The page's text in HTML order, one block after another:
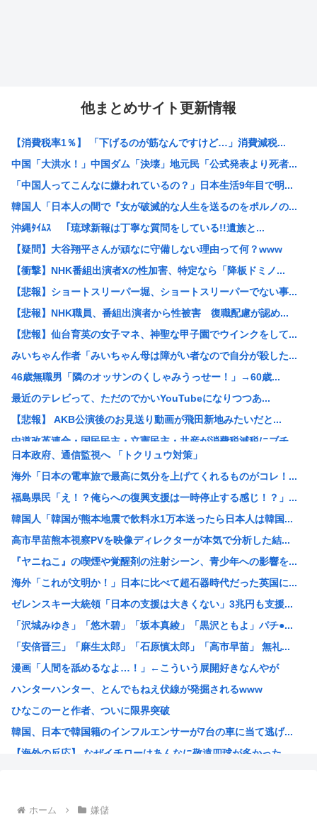
他まとめサイト更新情報
【消費税率1％】 「下げるのが筋なんですけど…」消費減税...
中国「大洪水！」中国ダム「決壊」地元民「公式発表より死者...
「中国人ってこんなに嫌われているの？」日本生活9年目で明...
韓国人「日本人の間で『女が破滅的な人生を送るのをポルノの...
沖縄ﾀｲﾑｽ 「琉球新報は丁寧な質問をしている!!遺族と...
【疑問】大谷翔平さんが頑なに守備しない理由って何？www
【衝撃】NHK番組出演者Xの性加害、特定なら「降板ドミノ...
【悲報】ショートスリーパー堀、ショートスリーパーでない事...
【悲報】NHK職員、番組出演者から性被害 復職配慮が認め...
【悲報】仙台育英の女子マネ、神聖な甲子園でウインクをして...
みいちゃん作者「みいちゃん母は障がい者なので自分が殺した...
46歳無職男「隣のオッサンのくしゃみうっせー！」→60歳...
最近のテレビって、ただのでかいYouTubeになりつつあ...
【悲報】 AKB公演後のお見送り動画が飛田新地みたいだと...
中道改革連合・国民民主・立憲民主・共産が消費税減税にブチ...
中国「アメリカさぁ、調子乗ってるからお前らが頼ってる軍用...
韓国人の対日好感度が過去最高に、「ノージャパン」は終わっ...
【画像】元ジャンポケ・斉藤慎二被告の妻・瀬戸サオリがイン...
スペースX、株価大暴落
柳葉敏郎の代表作、「踊る大捜査線しかない」
産経新聞、東北で新聞発行休止へ
【衝撃】JKの従姉妹が泊まりに来た結果www
【速報】なぜか読める画像が発見されるwww
【衝撃】清水アキラさんの息子・清水良太郎さん死去で落語家...
【困惑】ミセスグリーンアップルさんってもう落ち目なんか？...
特定外来カミキリムシに1匹300円の賞金をかけた高崎市、...
【朗報】 消費減税、閣議決定 来年4月から2年間1％に
まんさん被災地に手作りおにぎりを出荷www
毎年恒例の中国大洪水。湖北省秭帰県の現在の様子がこちら
日本政府、通信監視へ 「トクリュウ対策」
海外「日本の電車旅で最高に気分を上げてくれるものがコレ！...
福島県民「え！？俺らへの復興支援は一時停止する感じ！？」...
韓国人「韓国が熊本地震で飲料水1万本送ったら日本人は韓国...
高市早苗熊本視察PVを映像ディレクターが本気で分析した結...
『ヤニねこ』の喫煙や覚醒剤の注射シーン、青少年への影響を...
海外「これが文明か！」日本に比べて超石器時代だった英国に...
ゼレンスキー大統領「日本の支援は大きくない」3兆円も支援...
「沢城みゆき」「悠木碧」「坂本真綾」「黒沢ともよ」パチ●...
「安倍晋三」「麻生太郎」「石原慎太郎」「高市早苗」 無礼...
漫画「人間を舐めるなよ…！」←こういう展開好きなんやが
ハンターハンター、とんでもねえ伏線が発掘されるwww
ひなこのーと作者、ついに限界突破
韓国、日本で韓国籍のインフルエンサーが7台の車に当て逃げ...
【海外の反応】 なぜイチローはあんなに敬遠四球が多かった...
「ムクゲェジ漫画」ガチでリアルだったwww
ホーム 嫌儲